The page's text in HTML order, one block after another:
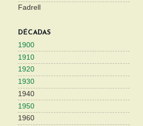
Fadrell
DÉCADAS
1900
1910
1920
1930
1940
1950
1960